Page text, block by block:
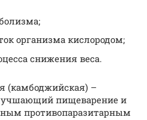
организма кислородом;
снижения веса.
(камбоджийская) –
пищеварение и
противопаразитарным